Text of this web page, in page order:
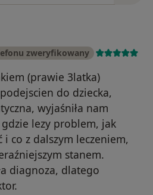
zweryfikowany
(prawie 3latka)
do dziecka,
wyjaśniła nam
lezy problem, jak
co z dalszym leczeniem,
stanem.
diagnoza, dlatego